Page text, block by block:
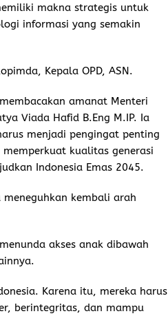
makna strategis untuk
informasi yang semakin
Kepala OPD, ASN.
amanat Menteri
Viada Hafid B.Eng M.IP. Ia
menjadi pengingat penting
kualitas generasi
Indonesia Emas 2045.
kembali arah
akses anak dibawah
Karena itu, mereka harus
berintegritas, dan mampu